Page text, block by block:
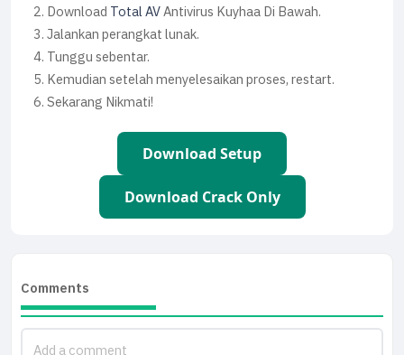
Download Total AVAntivirus Kuyhaa Di Bawah.
Jalankan perangkat lunak.
Tunggu sebentar.
Kemudian setelah menyelesaikan proses, restart.
Sekarang Nikmati!
Download Setup
Download Crack Only
Comments